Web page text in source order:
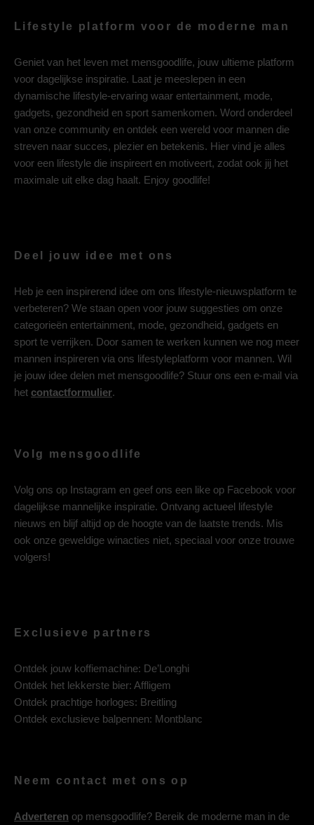
Lifestyle platform voor de moderne man
Geniet van het leven met mensgoodlife, jouw ultieme platform
voor dagelijkse inspiratie. Laat je meeslepen in een
dynamische lifestyle-ervaring waar entertainment, mode,
gadgets, gezondheid en sport samenkomen. Word onderdeel
van onze community en ontdek een wereld voor mannen die
streven naar succes, plezier en betekenis. Hier vind je alles
voor een lifestyle die inspireert en motiveert, zodat ook jij het
maximale uit elke dag haalt. Enjoy goodlife!
Deel jouw idee met ons
Heb je een inspirerend idee om ons lifestyle-nieuwsplatform te
verbeteren? We staan open voor jouw suggesties om onze
categorieën entertainment, mode, gezondheid, gadgets en
sport te verrijken. Door samen te werken kunnen we nog meer
mannen inspireren via ons lifestyleplatform voor mannen. Wil
je jouw idee delen met mensgoodlife? Stuur ons een e-mail via
het contactformulier.
Volg mensgoodlife
Volg ons op Instagram en geef ons een like op Facebook voor
dagelijkse mannelijke inspiratie. Ontvang actueel lifestyle
nieuws en blijf altijd op de hoogte van de laatste trends. Mis
ook onze geweldige winacties niet, speciaal voor onze trouwe
volgers!
Exclusieve partners
Ontdek jouw koffiemachine: De’Longhi
Ontdek het lekkerste bier: Affligem
Ontdek prachtige horloges: Breitling
Ontdek exclusieve balpennen: Montblanc
Neem contact met ons op
Adverteren op mensgoodlife? Bereik de moderne man in de